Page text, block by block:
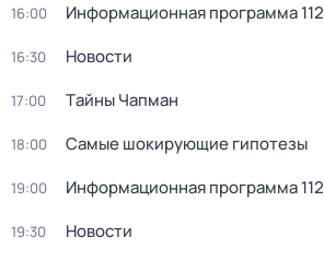
16:00 Информационная программа 112
16:30 Новости
17:00 Тaйны Чапман
18:00 Самые шoкиpующие гипотезы
19:00 Информационная программа 112
19:30 Новости